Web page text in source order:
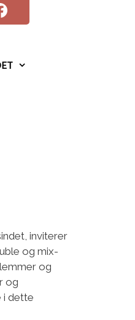
inviterer
og mix-
og
og
i dette